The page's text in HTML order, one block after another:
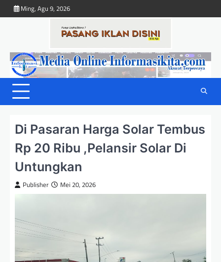
to
Ming, Agu 9, 2026
Di Pasaran Harga Solar Tembus
Rp 20 Ribu ,Pelansir Solar Di
Untungkan
Publisher Mei 20, 2026